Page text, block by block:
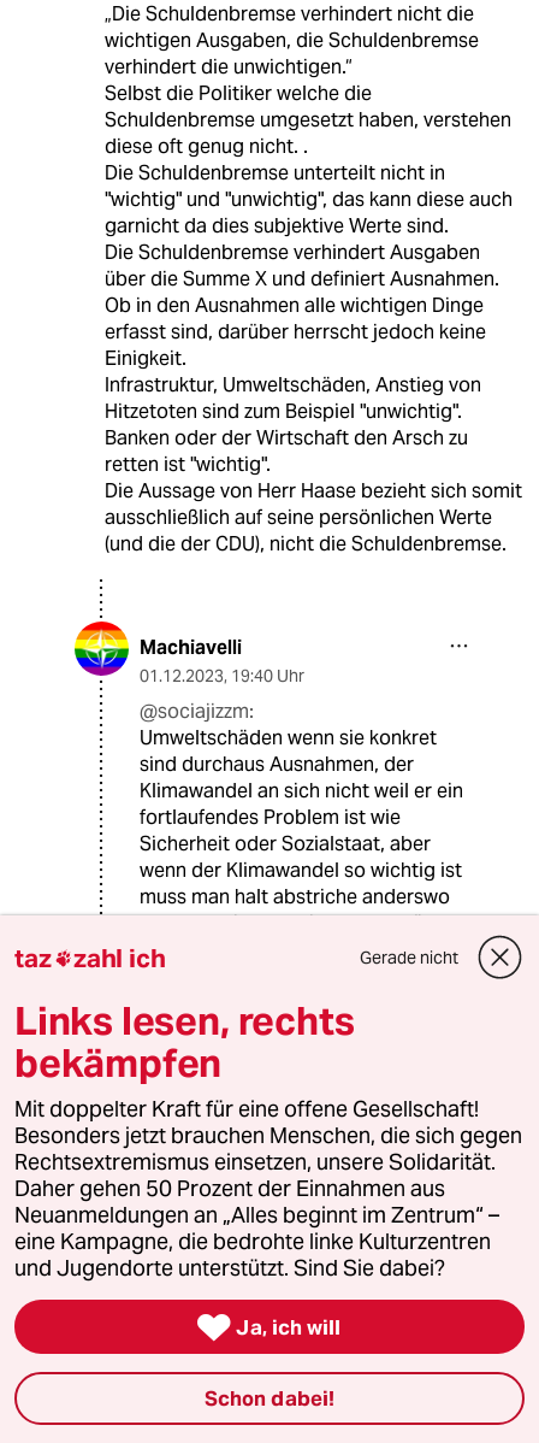
„Die Schuldenbremse verhindert nicht die
wichtigen Ausgaben, die Schuldenbremse
verhindert die unwichtigen.“
Selbst die Politiker welche die
Schuldenbremse umgesetzt haben, verstehen
diese oft genug nicht. .
Die Schuldenbremse unterteilt nicht in
"wichtig" und "unwichtig", das kann diese auch
garnicht da dies subjektive Werte sind.
Die Schuldenbremse verhindert Ausgaben
über die Summe X und definiert Ausnahmen.
Ob in den Ausnahmen alle wichtigen Dinge
erfasst sind, darüber herrscht jedoch keine
Einigkeit.
Infrastruktur, Umweltschäden, Anstieg von
Hitzetoten sind zum Beispiel "unwichtig".
Banken oder der Wirtschaft den Arsch zu
retten ist "wichtig".
Die Aussage von Herr Haase bezieht sich somit
ausschließlich auf seine persönlichen Werte
(und die der CDU), nicht die Schuldenbremse.
Machiavelli
01.12.2023, 19:40 Uhr
@sociajizzm:
Umweltschäden wenn sie konkret
sind durchaus Ausnahmen, der
Klimawandel an sich nicht weil er ein
fortlaufendes Problem ist wie
Sicherheit oder Sozialstaat, aber
wenn der Klimawandel so wichtig ist
muss man halt abstriche anderswo
machen. Diese Regierung begräbt
jeden Streit mit Geld, es werden
Haufenweise neue Leute mit
gutdotierten Posten besehen, etc.
wie wäre es mal ernsthaft zu
Digitalisieren und die Verwaltung und
Regelungen zu entschlacken? Geld zu
sparen in der Verwaltung und für
Prestige projekte? Steuern
einzutreiben? Anstatt immer neue zu
erfinden erstmal bestehende
eintreiben.
BB Benedikt Bräutigam
13:38 Uhr
Diese Koalition war einfach nie eine Koalition.
Das Geld hat sie halbwegs zusammen
gehalten, damit ist es jetzt vorbei, jetzt liegen
taz zahl ich Gerade nicht
Links lesen, rechts
bekämpfen
Mit doppelter Kraft für eine offene Gesellschaft!
Besonders jetzt brauchen Menschen, die sich gegen
Rechtsextremismus einsetzen, unsere Solidarität.
Daher gehen 50 Prozent der Einnahmen aus
Neuanmeldungen an „Alles beginnt im Zentrum“ –
eine Kampagne, die bedrohte linke Kulturzentren
und Jugendorte unterstützt. Sind Sie dabei?
 Ja, ich will
Schon dabei!